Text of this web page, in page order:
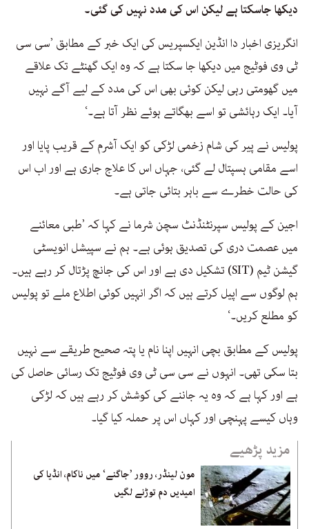
دیکھا جاسکتا ہے لیکن اس کی مدد نہیں کی گئی۔
انگریزی اخبار دا انڈین ایکسپریس کی ایک خبر کے مطابق ’سی سی
ٹی وی فوٹیج میں دیکھا جا سکتا ہے کہ وہ ایک گھنٹے تک علاقے
میں گھومتی رہی لیکن کوئی بھی اس کی مدد کے لیے آگے نہیں
آیا۔ ایک رہائشی تو اسے بھگاتے ہوئے نظر آتا ہے۔‘
پولیس نے پیر کی شام زخمی لڑکی کو ایک آشرم کے قریب پایا اور
اسے مقامی ہسپتال لے گئی، جہاں اس کا علاج جاری ہے اور اب اس
کی حالت خطرے سے باہر بتائی جاتی ہے۔
اجین کے پولیس سپرنٹنڈنٹ سچن شرما نے کہا کہ ’طبی معائنے
میں عصمت دری کی تصدیق ہوئی ہے۔ ہم نے سپیشل انویسٹی
گیشن ٹیم (SIT) تشکیل دی ہے اور اس کی جانچ پڑتال کر رہے ہیں۔
ہم لوگوں سے اپیل کرتے ہیں کہ اگر انہیں کوئی اطلاع ملے تو پولیس
کو مطلع کریں۔‘
پولیس کے مطابق بچی انہیں اپنا نام یا پتہ صحیح طریقے سے نہیں
بتا سکی تھی۔ انہوں نے سی سی ٹی وی فوٹیج تک رسائی حاصل کی
ہے اور کہا ہے کہ وہ یہ جاننے کی کوشش کر رہے ہیں کہ لڑکی
وہاں کیسے پہنچی اور کہاں اس پر حملہ کیا گیا۔
مزید پڑھیے
مون لینڈر، روور ’جاگنے‘ میں ناکام، انڈیا کی
امیدیں دم توڑنے لگیں